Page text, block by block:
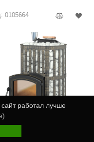
0105664
печь Везувий
Ковка 22 (224)
работал лучше